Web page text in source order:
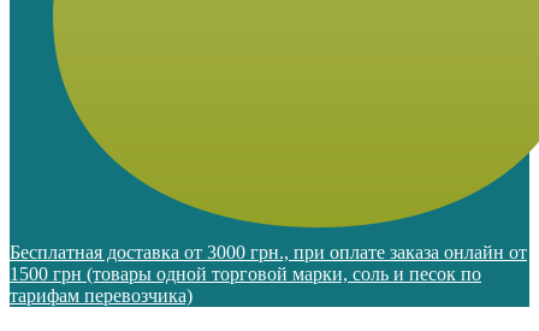
Бесплатная доставка от 3000 грн., при оплате заказа онлайн от
1500 грн (товары одной торговой марки, соль и песок по
тарифам перевозчика)